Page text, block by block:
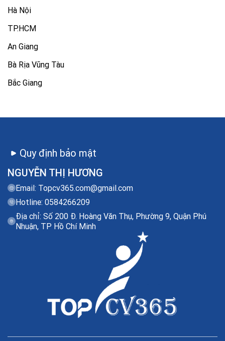
Hà Nội
TP.HCM
An Giang
Bà Rịa Vũng Tàu
Bắc Giang
NGUYỄN THỊ HƯƠNG
Email: Topcv365.com@gmail.com
Hotline: 0584266209
Địa chỉ: Số 200 Đ. Hoàng Văn Thụ, Phường 9, Quận Phú
Nhuận, TP Hồ Chí Minh
Quy định bảo mật